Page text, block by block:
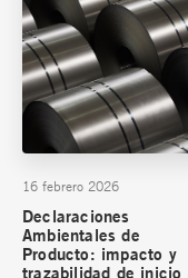
16 febrero 2026
Declaraciones
Ambientales de
Producto: impacto y
trazabilidad de inicio